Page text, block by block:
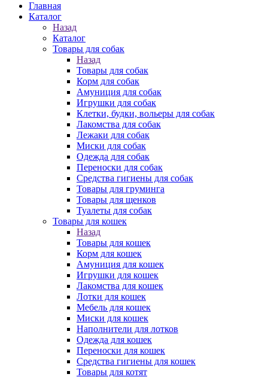
Главная
Каталог
Назад
Каталог
Товары для собак
Назад
Товары для собак
Корм для собак
Амуниция для собак
Игрушки для собак
Клетки, будки, вольеры для собак
Лакомства для собак
Лежаки для собак
Миски для собак
Одежда для собак
Переноски для собак
Средства гигиены для собак
Товары для груминга
Товары для щенков
Туалеты для собак
Товары для кошек
Назад
Товары для кошек
Корм для кошек
Амуниция для кошек
Игрушки для кошек
Лакомства для кошек
Лотки для кошек
Мебель для кошек
Миски для кошек
Наполнители для лотков
Одежда для кошек
Переноски для кошек
Средства гигиены для кошек
Товары для котят